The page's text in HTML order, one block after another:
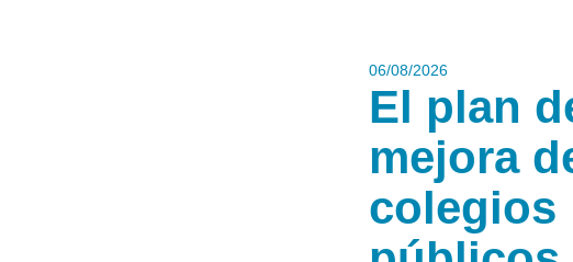
06/08/2026
El plan
mejora
colegios